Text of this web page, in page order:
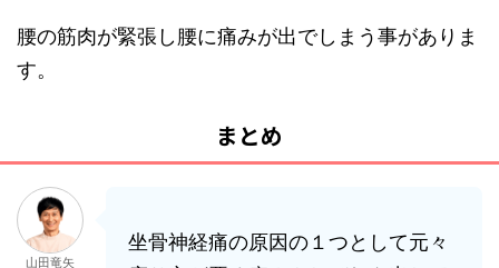
腰の筋肉が緊張し腰に痛みが出でしまう事がありま
す。
まとめ
山田竜矢
坐骨神経痛の原因の１つとして元々